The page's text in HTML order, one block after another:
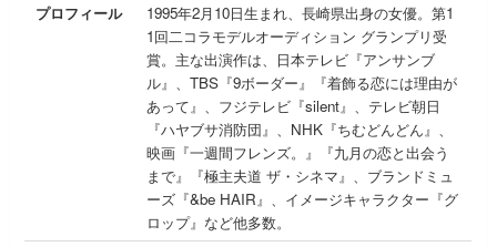
プロフィール
1995年2月10日生まれ、長崎県出身の女優。第1
1回二コラモデルオーディション グランプリ受
賞。主な出演作は、日本テレビ『アンサンブ
ル』、TBS『9ボーダー』『着飾る恋には理由が
あって』、フジテレビ『silent』、テレビ朝日
『ハヤブサ消防団』、NHK『ちむどんどん』、
映画『一週間フレンズ。』『九月の恋と出会う
まで』『極主夫道 ザ・シネマ』、ブランドミュ
ーズ『&be HAIR』、イメージキャラクター『グ
ロップ』など他多数。